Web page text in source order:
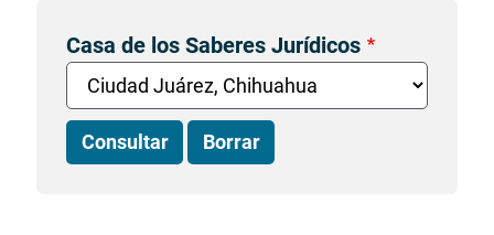
Casa de los Saberes Jurídicos
Consultar Borrar